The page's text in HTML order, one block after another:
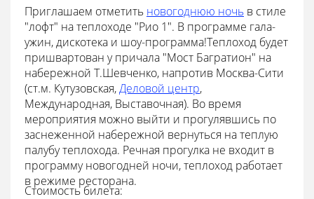
Приглашаем отметить новогоднюю ночь в стиле
"лофт" на теплоходе "Рио 1". В программе гала-
ужин, дискотека и шоу-программа!Теплоход будет
пришвартован у причала "Мост Багратион" на
набережной Т.Шевченко, напротив Москва-Сити
(ст.м. Кутузовская,Деловой центр,
Международная, Выставочная). Во время
мероприятия можно выйти и прогулявшись по
заснеженной набережной вернуться на теплую
палубу теплохода. Речная прогулка не входит в
программу новогодней ночи, теплоход работает
в режиме ресторана.
Стоимость билета: